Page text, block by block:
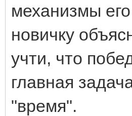
механизмы
новичку
учти, что
главная
"время".